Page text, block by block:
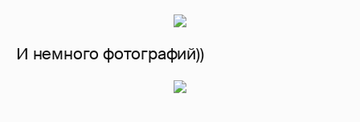
И немного фотографий))